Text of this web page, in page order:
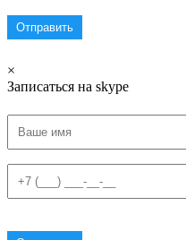
×
Записаться на skype